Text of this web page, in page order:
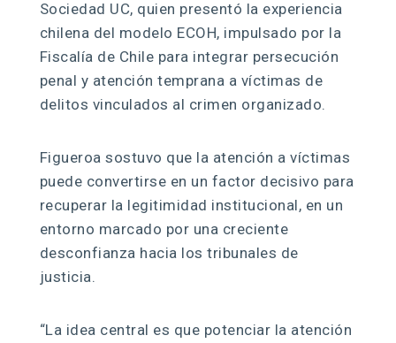
Sociedad UC, quien presentó la experiencia
chilena del modelo ECOH, impulsado por la
Fiscalía de Chile para integrar persecución
penal y atención temprana a víctimas de
delitos vinculados al crimen organizado.
Figueroa sostuvo que la atención a víctimas
puede convertirse en un factor decisivo para
recuperar la legitimidad institucional, en un
entorno marcado por una creciente
desconfianza hacia los tribunales de
justicia.
“La idea central es que potenciar la atención